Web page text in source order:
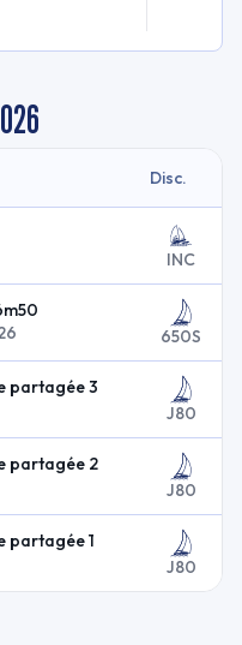
Disc.
INC
650S
partagée 3
J80
partagée 2
J80
partagée 1
J80